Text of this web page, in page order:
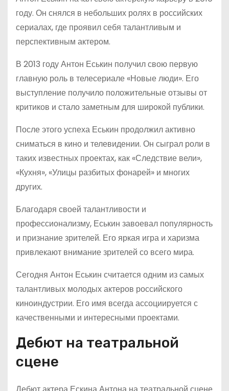
году. Он снялся в небольших ролях в российских
сериалах, где проявил себя талантливым и
перспективным актером.
В 2013 году Антон Еськин получил свою первую
главную роль в телесериале «Новые люди». Его
выступление получило положительные отзывы от
критиков и стало заметным для широкой публики.
После этого успеха Еськин продолжил активно
сниматься в кино и телевидении. Он сыграл роли в
таких известных проектах, как «Следствие вели»,
«Кухня», «Улицы разбитых фонарей» и многих
других.
Благодаря своей талантливости и
профессионализму, Еськин завоевал популярность
и признание зрителей. Его яркая игра и харизма
привлекают внимание зрителей со всего мира.
Сегодня Антон Еськин считается одним из самых
талантливых молодых актеров российского
киноиндустрии. Его имя всегда ассоциируется с
качественными и интересными проектами.
Дебют на театральной
сцене